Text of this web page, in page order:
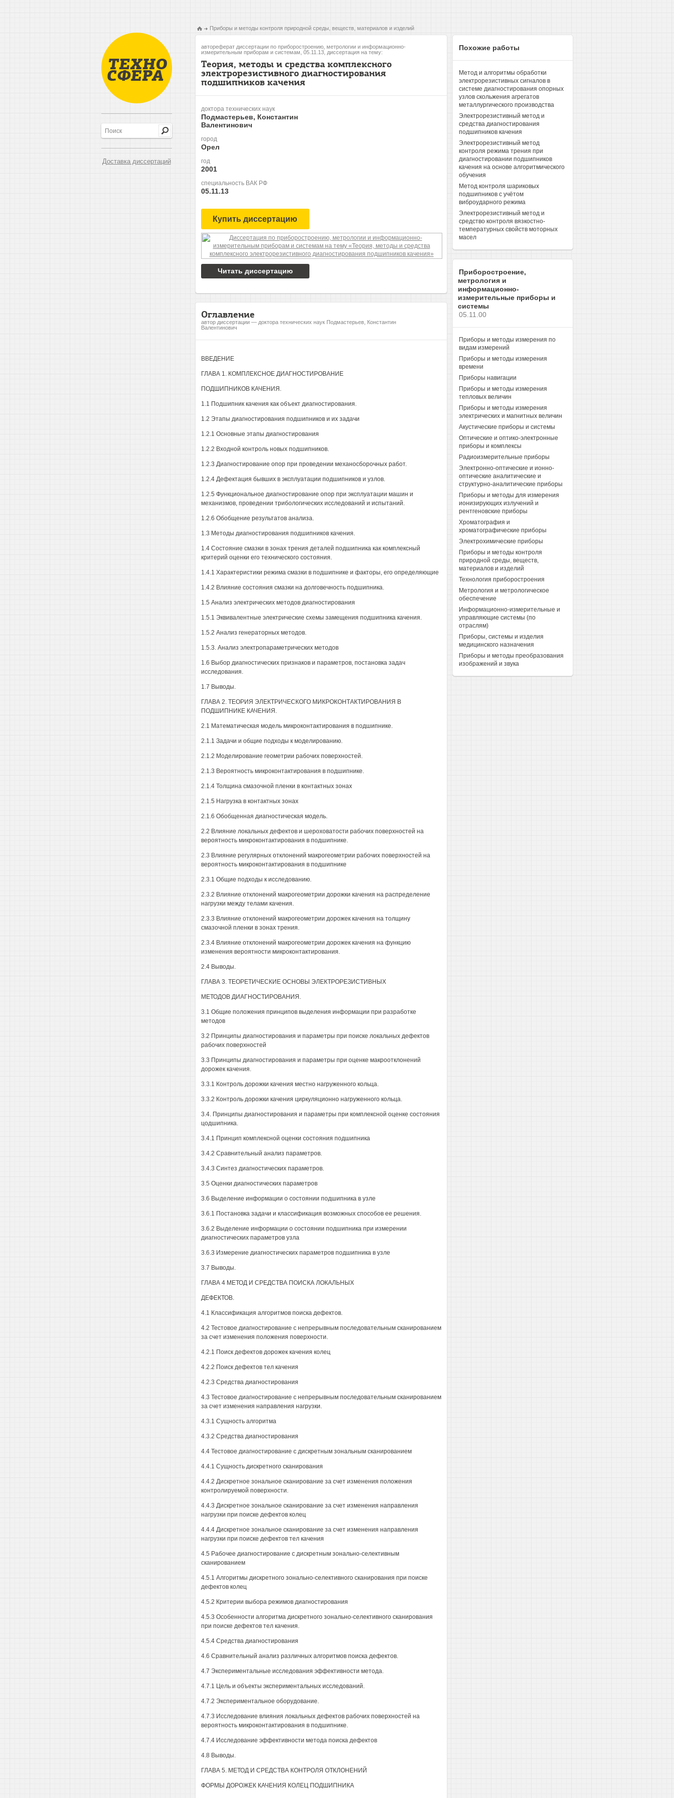
Доставка диссертаций
Приборы и методы контроля природной среды, веществ, материалов и изделий
автореферат диссертации по приборостроению, метрологии и информационно-
измерительным приборам и системам, 05.11.13, диссертация на тему:
Теория, методы и средства комплексного
электрорезистивного диагностирования
подшипников качения
доктора технических наук
Подмастерьев, Константин
Валентинович
город
Орел
год
2001
специальность ВАК РФ
05.11.13
Купить диссертацию
Читать диссертацию
Оглавление
автор диссертации — доктора технических наук Подмастерьев, Константин
Валентинович
ВВЕДЕНИЕ
ГЛАВА 1. КОМПЛЕКСНОЕ ДИАГНОСТИРОВАНИЕ
ПОДШИПНИКОВ КАЧЕНИЯ.
1.1 Подшипник качения как объект диагностирования.
1.2 Этапы диагностирования подшипников и их задачи
1.2.1 Основные этапы диагностирования
1.2.2 Входной контроль новых подшипников.
1.2.3 Диагностирование опор при проведении механосборочных работ.
1.2.4 Дефектация бывших в эксплуатации подшипников и узлов.
1.2.5 Функциональное диагностирование опор при эксплуатации машин и
механизмов, проведении трибологических исследований и испытаний.
1.2.6 Обобщение результатов анализа.
1.3 Методы диагностирования подшипников качения.
1.4 Состояние смазки в зонах трения деталей подшипника как комплексный
критерий оценки его технического состояния.
1.4.1 Характеристики режима смазки в подшипнике и факторы, его определяющие
1.4.2 Влияние состояния смазки на долговечность подшипника.
1.5 Анализ электрических методов диагностирования
1.5.1 Эквивалентные электрические схемы замещения подшипника качения.
1.5.2 Анализ генераторных методов.
1.5.3. Анализ электропараметрических методов
1.6 Выбор диагностических признаков и параметров, постановка задач
исследования.
1.7 Выводы.
ГЛАВА 2. ТЕОРИЯ ЭЛЕКТРИЧЕСКОГО МИКРОКОНТАКТИРОВАНИЯ В
ПОДШИПНИКЕ КАЧЕНИЯ.
2.1 Математическая модель микроконтактирования в подшипнике.
2.1.1 Задачи и общие подходы к моделированию.
2.1.2 Моделирование геометрии рабочих поверхностей.
2.1.3 Вероятность микроконтактирования в подшипнике.
2.1.4 Толщина смазочной пленки в контактных зонах
2.1.5 Нагрузка в контактных зонах
2.1.6 Обобщенная диагностическая модель.
2.2 Влияние локальных дефектов и шероховатости рабочих поверхностей на
вероятность микроконтактирования в подшипнике.
2.3 Влияние регулярных отклонений макрогеометрии рабочих поверхностей на
вероятность микроконтактирования в подшипнике
2.3.1 Общие подходы к исследованию.
2.3.2 Влияние отклонений макрогеометрии дорожки качения на распределение
нагрузки между телами качения.
2.3.3 Влияние отклонений макрогеометрии дорожек качения на толщину
смазочной пленки в зонах трения.
2.3.4 Влияние отклонений макрогеометрии дорожек качения на функцию
изменения вероятности микроконтактирования.
2.4 Выводы.
ГЛАВА 3. ТЕОРЕТИЧЕСКИЕ ОСНОВЫ ЭЛЕКТРОРЕЗИСТИВНЫХ
МЕТОДОВ ДИАГНОСТИРОВАНИЯ.
3.1 Общие положения принципов выделения информации при разработке
методов
3.2 Принципы диагностирования и параметры при поиске локальных дефектов
рабочих поверхностей
3.3 Принципы диагностирования и параметры при оценке макроотклонений
дорожек качения.
3.3.1 Контроль дорожки качения местно нагруженного кольца.
3.3.2 Контроль дорожки качения циркуляционно нагруженного кольца.
3.4. Принципы диагностирования и параметры при комплексной оценке состояния
цодшипника.
3.4.1 Принцип комплексной оценки состояния подшипника
3.4.2 Сравнительный анализ параметров.
3.4.3 Синтез диагностических параметров.
3.5 Оценки диагностических параметров
3.6 Выделение информации о состоянии подшипника в узле
3.6.1 Постановка задачи и классификация возможных способов ее решения.
3.6.2 Выделение информации о состоянии подшипника при измерении
диагностических параметров узла
3.6.3 Измерение диагностических параметров подшипника в узле
3.7 Выводы.
ГЛАВА 4 МЕТОД И СРЕДСТВА ПОИСКА ЛОКАЛЬНЫХ
ДЕФЕКТОВ.
4.1 Классификация алгоритмов поиска дефектов.
4.2 Тестовое диагностирование с непрерывным последовательным сканированием
за счет изменения положения поверхности.
4.2.1 Поиск дефектов дорожек качения колец
4.2.2 Поиск дефектов тел качения
4.2.3 Средства диагностирования
4.3 Тестовое диагностирование с непрерывным последовательным сканированием
за счет изменения направления нагрузки.
4.3.1 Сущность алгоритма
4.3.2 Средства диагностирования
4.4 Тестовое диагностирование с дискретным зональным сканированием
4.4.1 Сущность дискретного сканирования
4.4.2 Дискретное зональное сканирование за счет изменения положения
контролируемой поверхности.
4.4.3 Дискретное зональное сканирование за счет изменения направления
нагрузки при поиске дефектов колец
4.4.4 Дискретное зональное сканирование за счет изменения направления
нагрузки при поиске дефектов тел качения
4.5 Рабочее диагностирование с дискретным зонально-селективным
сканированием
4.5.1 Алгоритмы дискретного зонально-селективного сканирования при поиске
дефектов колец
4.5.2 Критерии выбора режимов диагностирования
4.5.3 Особенности алгоритма дискретного зонально-селективного сканирования
при поиске дефектов тел качения.
4.5.4 Средства диагностирования
4.6 Сравнительный анализ различных алгоритмов поиска дефектов.
4.7 Экспериментальные исследования эффективности метода.
4.7.1 Цель и объекты экспериментальных исследований.
4.7.2 Экспериментальное оборудование.
4.7.3 Исследование влияния локальных дефектов рабочих поверхностей на
вероятность микроконтактирования в подшипнике.
4.7.4 Исследование эффективности метода поиска дефектов
4.8 Выводы.
ГЛАВА 5. МЕТОД И СРЕДСТВА КОНТРОЛЯ ОТКЛОНЕНИЙ
ФОРМЫ ДОРОЖЕК КАЧЕНИЯ КОЛЕЦ ПОДШИПНИКА
Похожие работы
Метод и алгоритмы обработки
электрорезистивных сигналов в
системе диагностирования опорных
узлов скольжения агрегатов
металлургического производства
Электрорезистивный метод и
средства диагностирования
подшипников качения
Электрорезистивный метод
контроля режима трения при
диагностировании подшипников
качения на основе алгоритмического
обучения
Метод контроля шариковых
подшипников с учётом
виброударного режима
Электрорезистивный метод и
средство контроля вязкостно-
температурных свойств моторных
масел
Приборостроение,
метрология и
информационно-
измерительные приборы и
системы
05.11.00
Приборы и методы измерения по
видам измерений
Приборы и методы измерения
времени
Приборы навигации
Приборы и методы измерения
тепловых величин
Приборы и методы измерения
электрических и магнитных величин
Акустические приборы и системы
Оптические и оптико-электронные
приборы и комплексы
Радиоизмерительные приборы
Электронно-оптические и ионно-
оптические аналитические и
структурно-аналитические приборы
Приборы и методы для измерения
ионизирующих излучений и
рентгеновские приборы
Хроматография и
хроматографические приборы
Электрохимические приборы
Приборы и методы контроля
природной среды, веществ,
материалов и изделий
Технология приборостроения
Метрология и метрологическое
обеспечение
Информационно-измерительные и
управляющие системы (по
отраслям)
Приборы, системы и изделия
медицинского назначения
Приборы и методы преобразования
изображений и звука